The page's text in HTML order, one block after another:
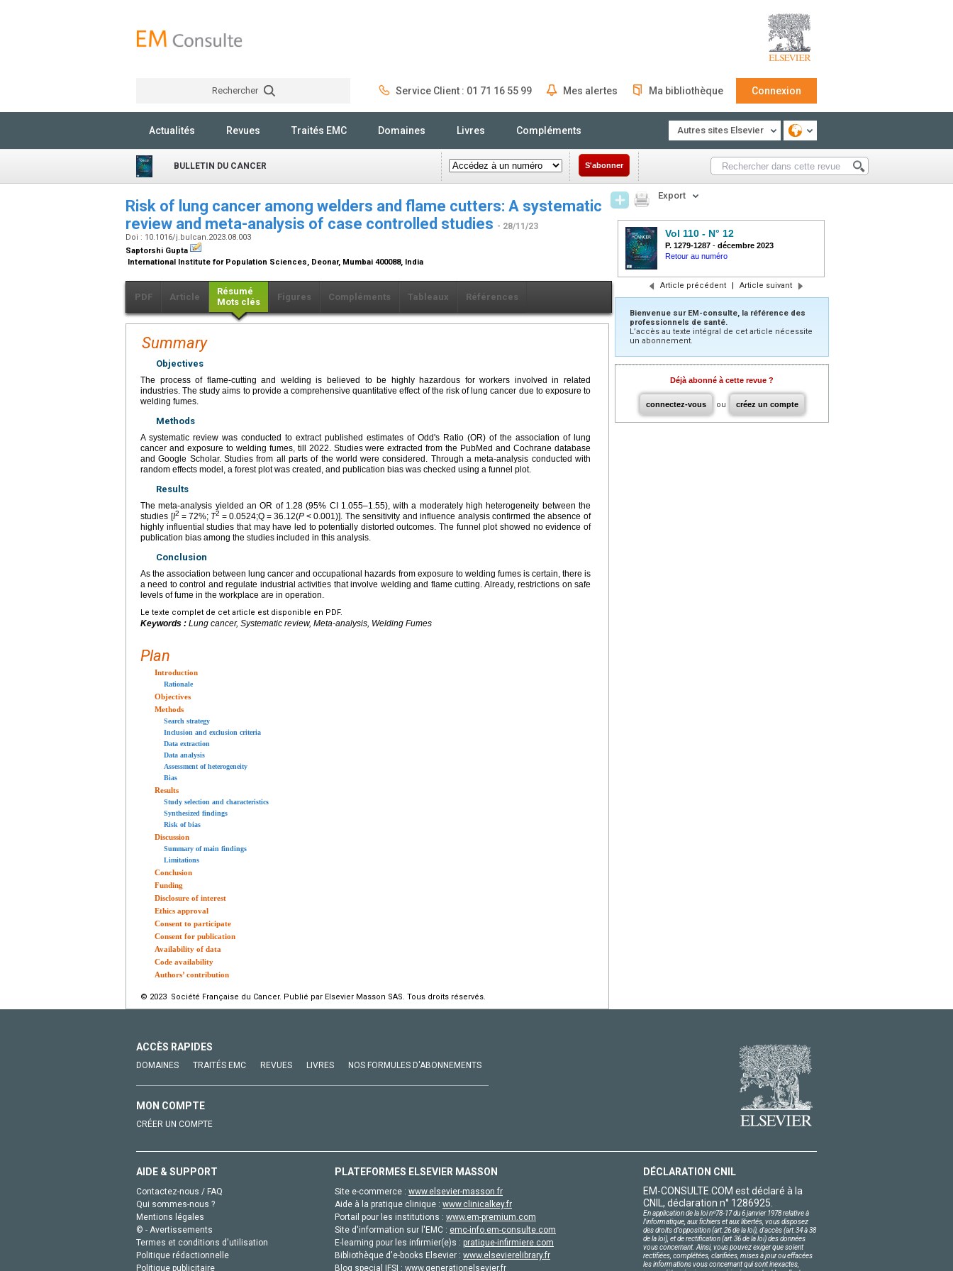
Rechercher Service Client : 01 71 16 55 99 Mes alertes Ma bibliothèque Connexion
Actualités Revues Traités EMC Domaines Livres Compléments Autres sites Elsevier
BULLETIN DU CANCER S'abonner
Risk of lung cancer among welders and flame cutters: A systematic
review and meta-analysis of case controlled studies - 28/11/23
Doi : 10.1016/j.bulcan.2023.08.003
Saptorshi Gupta
International Institute for Population Sciences, Deonar, Mumbai 400088, India
PDF Article
Résumé
Mots clés
Figures Compléments Tableaux Références
Summary
Objectives
The process of flame-cutting and welding is believed to be highly hazardous for workers involved in related
industries. The study aims to provide a comprehensive quantitative effect of the risk of lung cancer due to exposure to
welding fumes.
Methods
A systematic review was conducted to extract published estimates of Odd's Ratio (OR) of the association of lung
cancer and exposure to welding fumes, till 2022. Studies were extracted from the PubMed and Cochrane database
and Google Scholar. Studies from all parts of the world were considered. Through a meta-analysis conducted with
random effects model, a forest plot was created, and publication bias was checked using a funnel plot.
Results
The meta-analysis yielded an OR of 1.28 (95% CI 1.055–1.55), with a moderately high heterogeneity between the
studies [I2 = 72%; T2 = 0.0524;Q = 36.12(P < 0.001)]. The sensitivity and influence analysis confirmed the absence of
highly influential studies that may have led to potentially distorted outcomes. The funnel plot showed no evidence of
publication bias among the studies included in this analysis.
Conclusion
As the association between lung cancer and occupational hazards from exposure to welding fumes is certain, there is
a need to control and regulate industrial activities that involve welding and flame cutting. Already, restrictions on safe
levels of fume in the workplace are in operation.
Le texte complet de cet article est disponible en PDF.
Keywords : Lung cancer, Systematic review, Meta-analysis, Welding Fumes
Plan
Introduction
Rationale
Objectives
Methods
Search strategy
Inclusion and exclusion criteria
Data extraction
Data analysis
Assessment of heterogeneity
Bias
Results
Study selection and characteristics
Synthesized findings
Risk of bias
Discussion
Summary of main findings
Limitations
Conclusion
Funding
Disclosure of interest
Ethics approval
Consent to participate
Consent for publication
Availability of data
Code availability
Authors’ contribution
© 2023 Société Française du Cancer. Publié par Elsevier Masson SAS. Tous droits réservés.
Export
Vol 110 - N° 12
P. 1279-1287 - décembre 2023
Retour au numéro
Article précédent | Article suivant
Bienvenue sur EM-consulte, la référence des
professionnels de santé.
L’accès au texte intégral de cet article nécessite
un abonnement.
Déjà abonné à cette revue ?
connectez-vous ou créez un compte
ACCÈS RAPIDES
DOMAINES TRAITÉS EMC REVUES LIVRES NOS FORMULES D'ABONNEMENTS
MON COMPTE
CRÉER UN COMPTE
AIDE & SUPPORT
Contactez-nous / FAQ
Qui sommes-nous ?
Mentions légales
© - Avertissements
Termes et conditions d'utilisation
Politique rédactionnelle
Politique publicitaire
PLATEFORMES ELSEVIER MASSON
Site e-commerce : www.elsevier-masson.fr
Aide à la pratique clinique : www.clinicalkey.fr
Portail pour les institutions : www.em-premium.com
Site d'information sur l'EMC : emc-info.em-consulte.com
E-learning pour les infirmier(e)s : pratique-infirmiere.com
Bibliothèque d'e-books Elsevier : www.elsevierelibrary.fr
Blog special IFSI : www.generationelsevier.fr
DÉCLARATION CNIL
EM-CONSULTE.COM est déclaré à la
CNIL, déclaration n° 1286925.
En application de la loi nº78-17 du 6 janvier 1978 relative à
l'informatique, aux fichiers et aux libertés, vous disposez
des droits d'opposition (art.26 de la loi), d'accès (art.34 à 38
de la loi), et de rectification (art.36 de la loi) des données
vous concernant. Ainsi, vous pouvez exiger que soient
rectifiées, complétées, clarifiées, mises à jour ou effacées
les informations vous concernant qui sont inexactes,